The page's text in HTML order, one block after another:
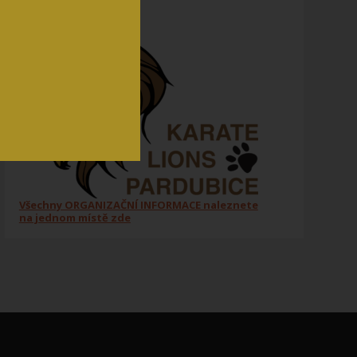
Všechny ORGANIZAČNÍ INFORMACE naleznete
na jednom místě zde